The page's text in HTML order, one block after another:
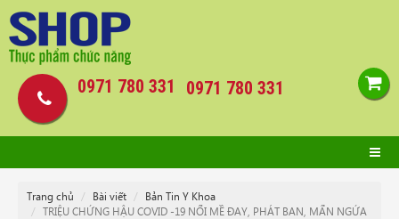
0971 780 331
0971 780 331
Trang chủ Bài viết
Bản Tin Y Khoa
TRIỆU CHỨNG HẬU COVID -19 NỔI MỀ ĐAY, PHÁT BAN, MẨN NGỨA